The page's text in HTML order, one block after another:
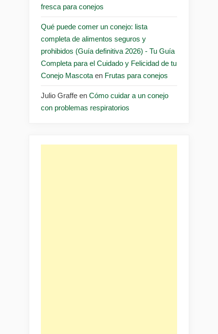
fresca para conejos
Qué puede comer un conejo: lista
completa de alimentos seguros y
prohibidos (Guía definitiva 2026) - Tu Guía
Completa para el Cuidado y Felicidad de tu
Conejo Mascota en Frutas para conejos
Julio Graffe en Cómo cuidar a un conejo
con problemas respiratorios